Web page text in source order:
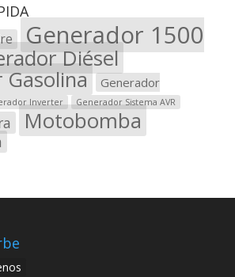
Generador 1500
Diésel
Generador
Inverter Generador Sistema AVR
Motobomba